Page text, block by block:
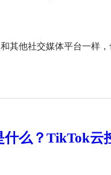
其他社交媒体平台一样
么？TikTok云